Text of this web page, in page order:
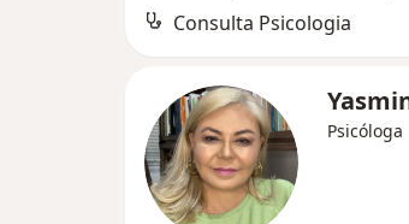
Consulta Psicologia
Psicóloga